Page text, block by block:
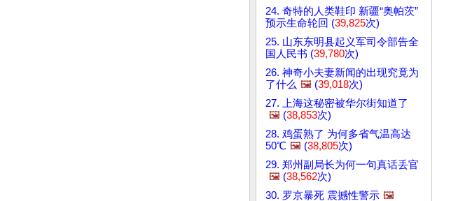
24. 奇特的人类鞋印 新疆“奥帕茨”
预示生命轮回 (39,825次)
25. 山东东明县起义军司令部告全
国人民书 (39,780次)
26. 神奇小夫妻新闻的出现究竟为
了什么 🖼️ (39,018次)
27. 上海这秘密被华尔街知道了
🖼️ (38,853次)
28. 鸡蛋熟了 为何多省气温高达
50℃ 🖼️ (38,805次)
29. 郑州副局长为何一句真话丢官
🖼️ (38,562次)
30. 罗京暴死 震撼性警示 🖼️